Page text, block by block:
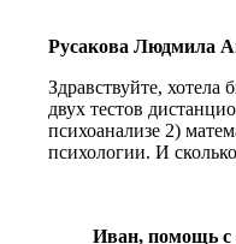
Русакова Людмила
Здравствуйте,
двух тестов
психоанализе 2)
психологии. И
Иван, помощь с